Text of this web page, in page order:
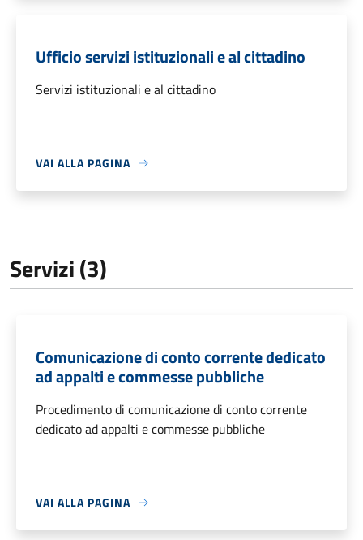
Ufficio servizi istituzionali e al cittadino
Servizi istituzionali e al cittadino
VAI ALLA PAGINA
Servizi (3)
Comunicazione di conto corrente dedicato
ad appalti e commesse pubbliche
Procedimento di comunicazione di conto corrente
dedicato ad appalti e commesse pubbliche
VAI ALLA PAGINA